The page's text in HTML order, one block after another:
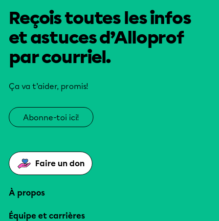
Reçois toutes les infos
et astuces d’Alloprof
par courriel.
Ça va t’aider, promis!
Abonne-toi ici!
Faire un don
À propos
Équipe et carrières